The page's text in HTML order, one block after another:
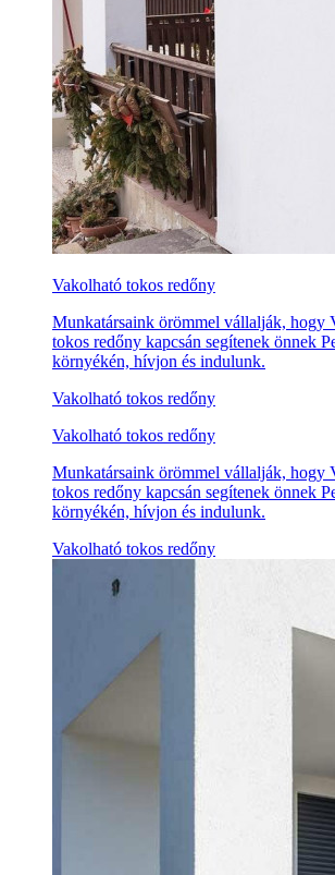
Vakolható tokos redőny
Munkatársaink örömmel vállalják, hogy
tokos redőny kapcsán segítenek önnek
környékén, hívjon és indulunk.
Vakolható tokos redőny
Vakolható tokos redőny
Munkatársaink örömmel vállalják, hogy
tokos redőny kapcsán segítenek önnek
környékén, hívjon és indulunk.
Vakolható tokos redőny